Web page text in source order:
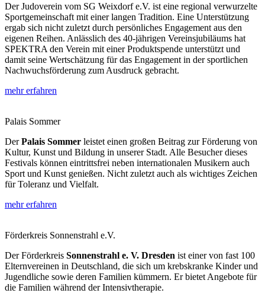
Der Judoverein vom SG Weixdorf e.V. ist eine regional verwurzelte
Sportgemeinschaft mit einer langen Tradition. Eine Unterstützung
ergab sich nicht zuletzt durch persönliches Engagement aus den
eigenen Reihen. Anlässlich des 40-jährigen Vereinsjubiläums hat
SPEKTRA den Verein mit einer Produktspende unterstützt und
damit seine Wertschätzung für das Engagement in der sportlichen
Nachwuchsförderung zum Ausdruck gebracht.
mehr erfahren
Palais Sommer
DerPalais Sommer leistet einen großen Beitrag zur Förderung von
Kultur, Kunst und Bildung in unserer Stadt. Alle Besucher dieses
Festivals können eintrittsfrei neben internationalen Musikern auch
Sport und Kunst genießen. Nicht zuletzt auch als wichtiges Zeichen
für Toleranz und Vielfalt.
mehr erfahren
Förderkreis Sonnenstrahl e.V.
Der Förderkreis Sonnenstrahl e. V. Dresden ist einer von fast 100
Elternvereinen in Deutschland, die sich um krebskranke Kinder und
Jugendliche sowie deren Familien kümmern. Er bietet Angebote für
die Familien während der Intensivtherapie.